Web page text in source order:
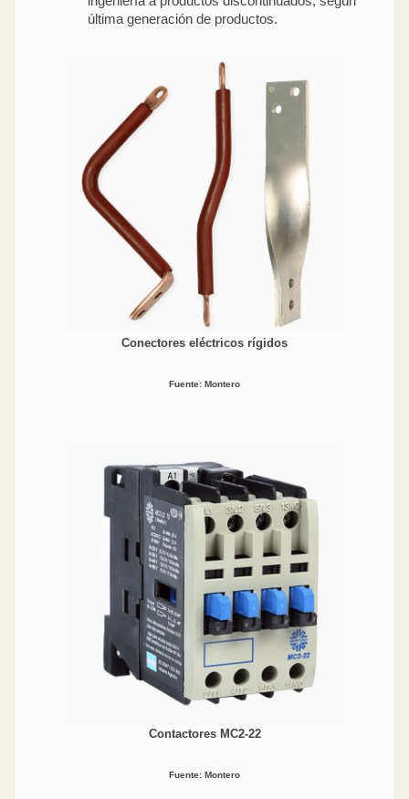
última generación de productos.
Conectores eléctricos rígidos
Fuente: Montero
Contactores MC2-22
Fuente: Montero